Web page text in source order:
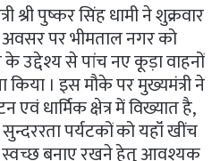
श्री पुष्कर सिंह धामी ने शुक्रवार
अवसर पर भीमताल नगर को
उद्देश्य से पांच नए कूड़ा वाहनों
किया । इस मौके पर मुख्यमंत्री ने
धार्मिक क्षेत्र में विख्यात है,
पर्यटकों को यहॉं खींच